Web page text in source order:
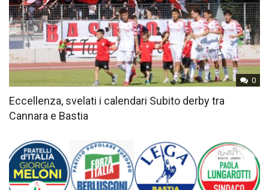
0
Eccellenza, svelati i calendari Subito derby tra
Cannara e Bastia